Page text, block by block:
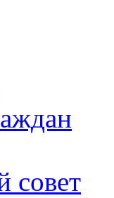
совет